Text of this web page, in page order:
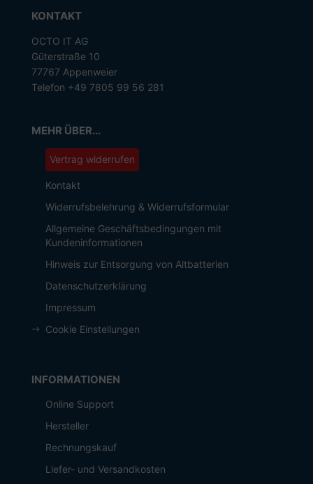
KONTAKT
OCTO IT AG
Güterstraße 10
77767 Appenweier
Telefon +49 7805 99 56 281
MEHR ÜBER...
Vertrag widerrufen
Kontakt
Widerrufsbelehrung & Widerrufsformular
Allgemeine Geschäftsbedingungen mit
Kundeninformationen
Hinweis zur Entsorgung von Altbatterien
Datenschutzerklärung
Impressum
Cookie Einstellungen
INFORMATIONEN
Online Support
Hersteller
Rechnungskauf
Liefer- und Versandkosten